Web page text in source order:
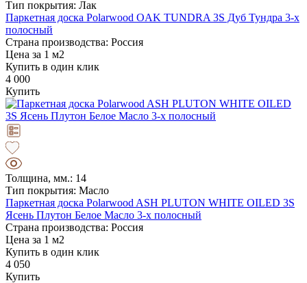
Тип покрытия: Лак
Паркетная доска Polarwood OAK TUNDRA 3S Дуб Тундра 3-х
полосный
Страна производства: Россия
Цена за 1 м2
Купить в один клик
4 000
Купить
Толщина, мм.: 14
Тип покрытия: Масло
Паркетная доска Polarwood ASH PLUTON WHITE OILED 3S
Ясень Плутон Белое Масло 3-х полосный
Страна производства: Россия
Цена за 1 м2
Купить в один клик
4 050
Купить